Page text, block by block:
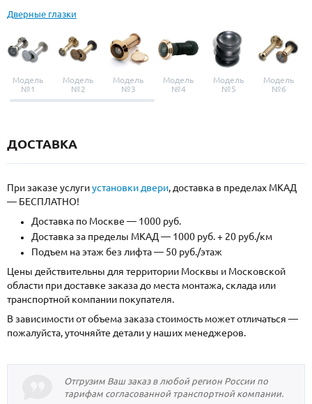
Дверные глазки
Модель
№1
Модель
№2
Модель
№3
Модель
№4
Модель
№5
Модель
№6
ДОСТАВКА
При заказе услугиустановки двери, доставка в пределах МКАД
— БЕСПЛАТНО!
Доставка по Москве — 1000 руб.
Доставка за пределы МКАД — 1000 руб. + 20 руб./км
Подъем на этаж без лифта — 50 руб./этаж
Цены действительны для территории Москвы и Московской
области при доставке заказа до места монтажа, склада или
транспортной компании покупателя.
В зависимости от объема заказа стоимость может отличаться —
пожалуйста, уточняйте детали у наших менеджеров.
Отгрузим Ваш заказ в любой регион России по
тарифам согласованной транспортной компании.